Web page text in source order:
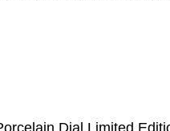
Dial Limited